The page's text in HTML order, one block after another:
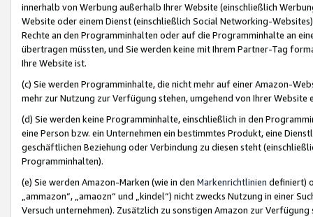
innerhalb von Werbung außerhalb Ihrer Website (einschließlich
Website oder einem Dienst (einschließlich Social Networking-
Rechte an den Programminhalten oder auf die Programminhalte an
übertragen müssten, und Sie werden keine mit Ihrem Partner-Tag
Ihre Website ist.
(c) Sie werden Programminhalte, die nicht mehr auf einer Amazon-
mehr zur Nutzung zur Verfügung stehen, umgehend von Ihrer
(d) Sie werden keine Programminhalte, einschließlich in den
eine Person bzw. ein Unternehmen ein bestimmtes Produkt, eine
geschäftlichen Beziehung oder Verbindung zu diesen steht
Programminhalten).
(e) Sie werden Amazon-Marken (wie in den Markenrichtlinien definiert)
„ammazon“, „amaozn“ und „kindel“) nicht zwecks Nutzung in einer
Versuch unternehmen). Zusätzlich zu sonstigen Amazon zur